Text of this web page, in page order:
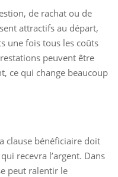
de rachat ou de
attractifs au départ,
une fois tous les coûts
peuvent être
ce qui change beaucoup
clause bénéficiaire doit
recevra l’argent. Dans
peut ralentir le